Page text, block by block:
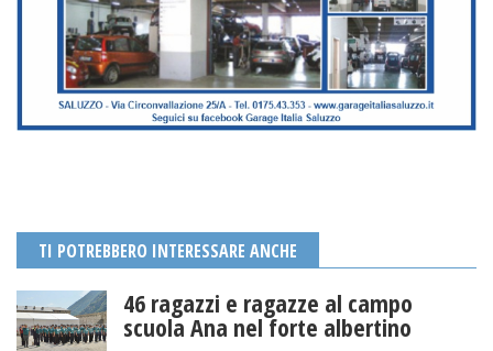
TI POTREBBERO INTERESSARE ANCHE
46 ragazzi e ragazze al campo
scuola Ana nel forte albertino